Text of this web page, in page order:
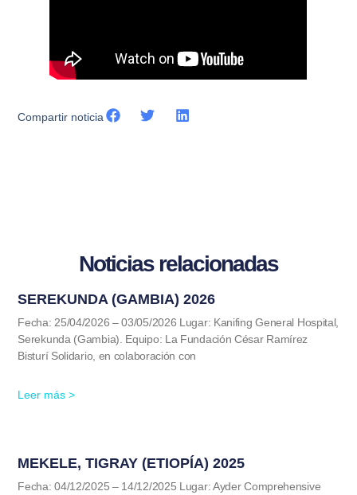
Compartir noticia
Noticias relacionadas
SEREKUNDA (GAMBIA) 2026
Fecha: 25/04/2026 – 03/05/2026 Lugar: Kanifing General Hospital,
Serekunda (Gambia). Equipo: La Fundación César Ramírez
Bisturí Solidario, en colaboración con
Leer más >
MEKELE, TIGRAY (ETIOPÍA) 2025
Fecha: 04/12/2025 – 14/12/2025 Lugar: Ayder Comprehensive